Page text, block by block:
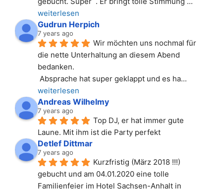
weiterlesen
Gudrun Herpich
7 years ago
Wir möchten uns nochmal für
die nette Unterhaltung an diesem Abend
bedanken.
Absprache hat super geklappt und es ha
weiterlesen
Andreas Wilhelmy
7 years ago
Top DJ, er hat immer gute
Laune. Mit ihm ist die Party perfekt
Detlef Dittmar
7 years ago
Kurzfristig (März 2018 !!!)
gebucht und am 04.01.2020 eine tolle
Familienfeier im Hotel Sachsen-Anhalt in